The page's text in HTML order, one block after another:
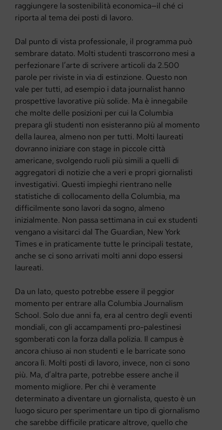
raggiungere la sostenibilità economica—il ché ci
riporta al tema dei posti di lavoro.
Dal punto di vista professionale, il programma può
sembrare datato. Molti studenti trascorrono mesi a
perfezionare l’arte di scrivere articoli da 2.500
parole per riviste in via di estinzione. Questo non
vale per tutti, ad esempio i data journalist hanno
prospettive lavorative più solide. Ma è innegabile
che molte delle posizioni per cui la Columbia
prepara gli studenti non esisteranno più al momento
della laurea, almeno non per tutti. Molti laureati
dovranno iniziare con stage in piccole città
americane, svolgendo ruoli più simili a quelli di
aggregatori di notizie che a veri e propri giornalisti
investigativi. Questi impieghi rientrano nelle
statistiche di collocamento della Columbia, ma
difficilmente sono lavori da sogno, almeno
inizialmente. Non passa settimana in cui ex studenti
vengano a visitarci dal The Guardian, New York
Times e in praticamente tutte le principali testate,
anche se ci sono arrivati molti anni dopo essersi
laureati.
Da un lato, questo potrebbe essere il peggior
momento per entrare alla Columbia Journalism
School. Solo due anni fa, era al centro degli eventi
mondiali, con gli accampamenti pro-palestinesi
sgomberati con la forza dalla polizia. Il campus è
ancora chiuso ai non studenti e le barricate sono
ancora lì. Molti posti di lavoro, invece, non ci sono
più. Ma, d’altra parte, potrebbe essere anche il
momento migliore. Per chi è veramente
determinato a diventare un giornalista, questo è un
luogo sicuro per sperimentare un tipo di giornalismo
che sarebbe difficile praticare altrove, quello che